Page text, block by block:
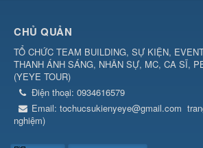
CHỦ QUẢN
TỔ CHỨC TEAM BUILDING, SỰ KIỆN,
THANH ÁNH SÁNG, NHÂN SỰ, MC, CA SĨ,
(YEYE TOUR)
Điện thoại: 0934616579
Email: tochucsukienyeye@gmail.com
nghiệm)